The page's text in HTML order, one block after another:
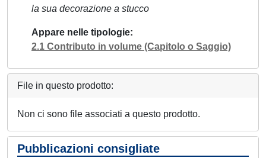
la sua decorazione a stucco
Appare nelle tipologie
2.1 Contributo in volume (Capitolo o Saggio)
File in questo prodotto:
Non ci sono file associati a questo prodotto.
Pubblicazioni consigliate